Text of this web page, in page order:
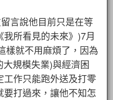
言說他目前只是在等
所看見的未來》)7月
樣就不用麻煩了，因為
規模失業)與經濟困
作只能跑外送及打零
打過來，讓他不知怎